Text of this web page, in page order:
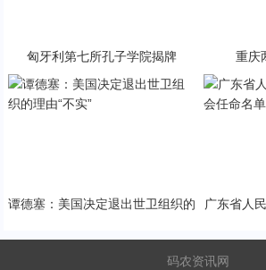
匈牙利第七所孔子学院揭牌 重庆
谭德塞：美国决定退出世卫组织的
广东省人
码农资讯网